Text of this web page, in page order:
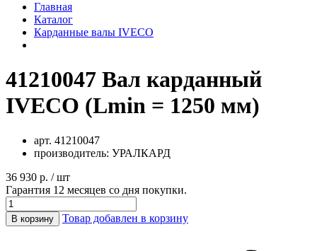
Главная
Каталог
Карданные валы IVECO
41210047 Вал карданный
IVECO (Lmin = 1250 мм)
арт. 41210047
производитель: УРАЛКАРД
36 930 р. / шт
Гарантия 12 месяцев со дня покупки.
В корзину Товар добавлен в корзину